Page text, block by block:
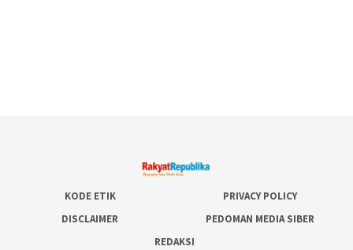
KODE ETIK
PRIVACY POLICY
DISCLAIMER
PEDOMAN MEDIA SIBER
REDAKSI